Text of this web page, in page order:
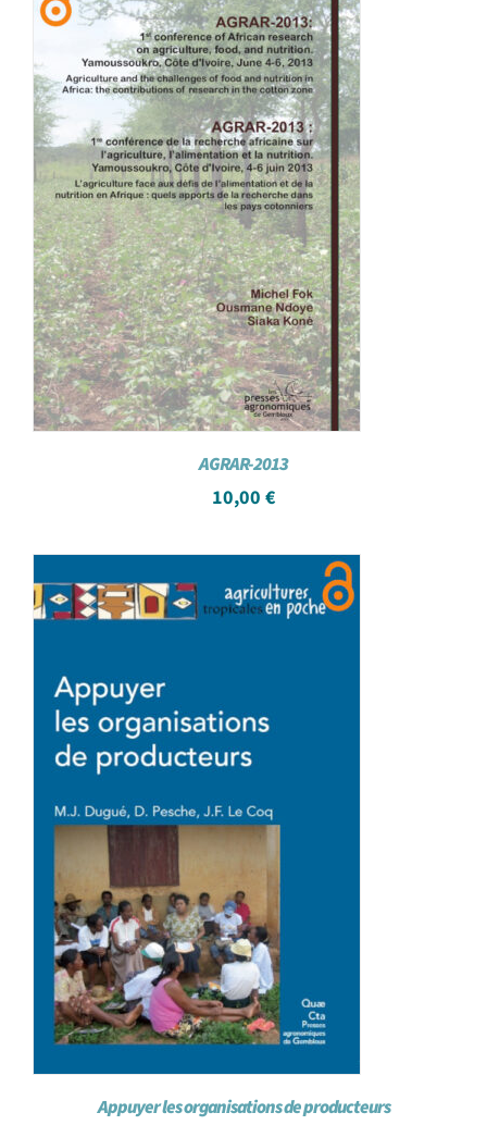
Achat en ligne
Panier WooCommerce
AGRAR-2013
10,00 €
Appuyer les organisations de producteurs